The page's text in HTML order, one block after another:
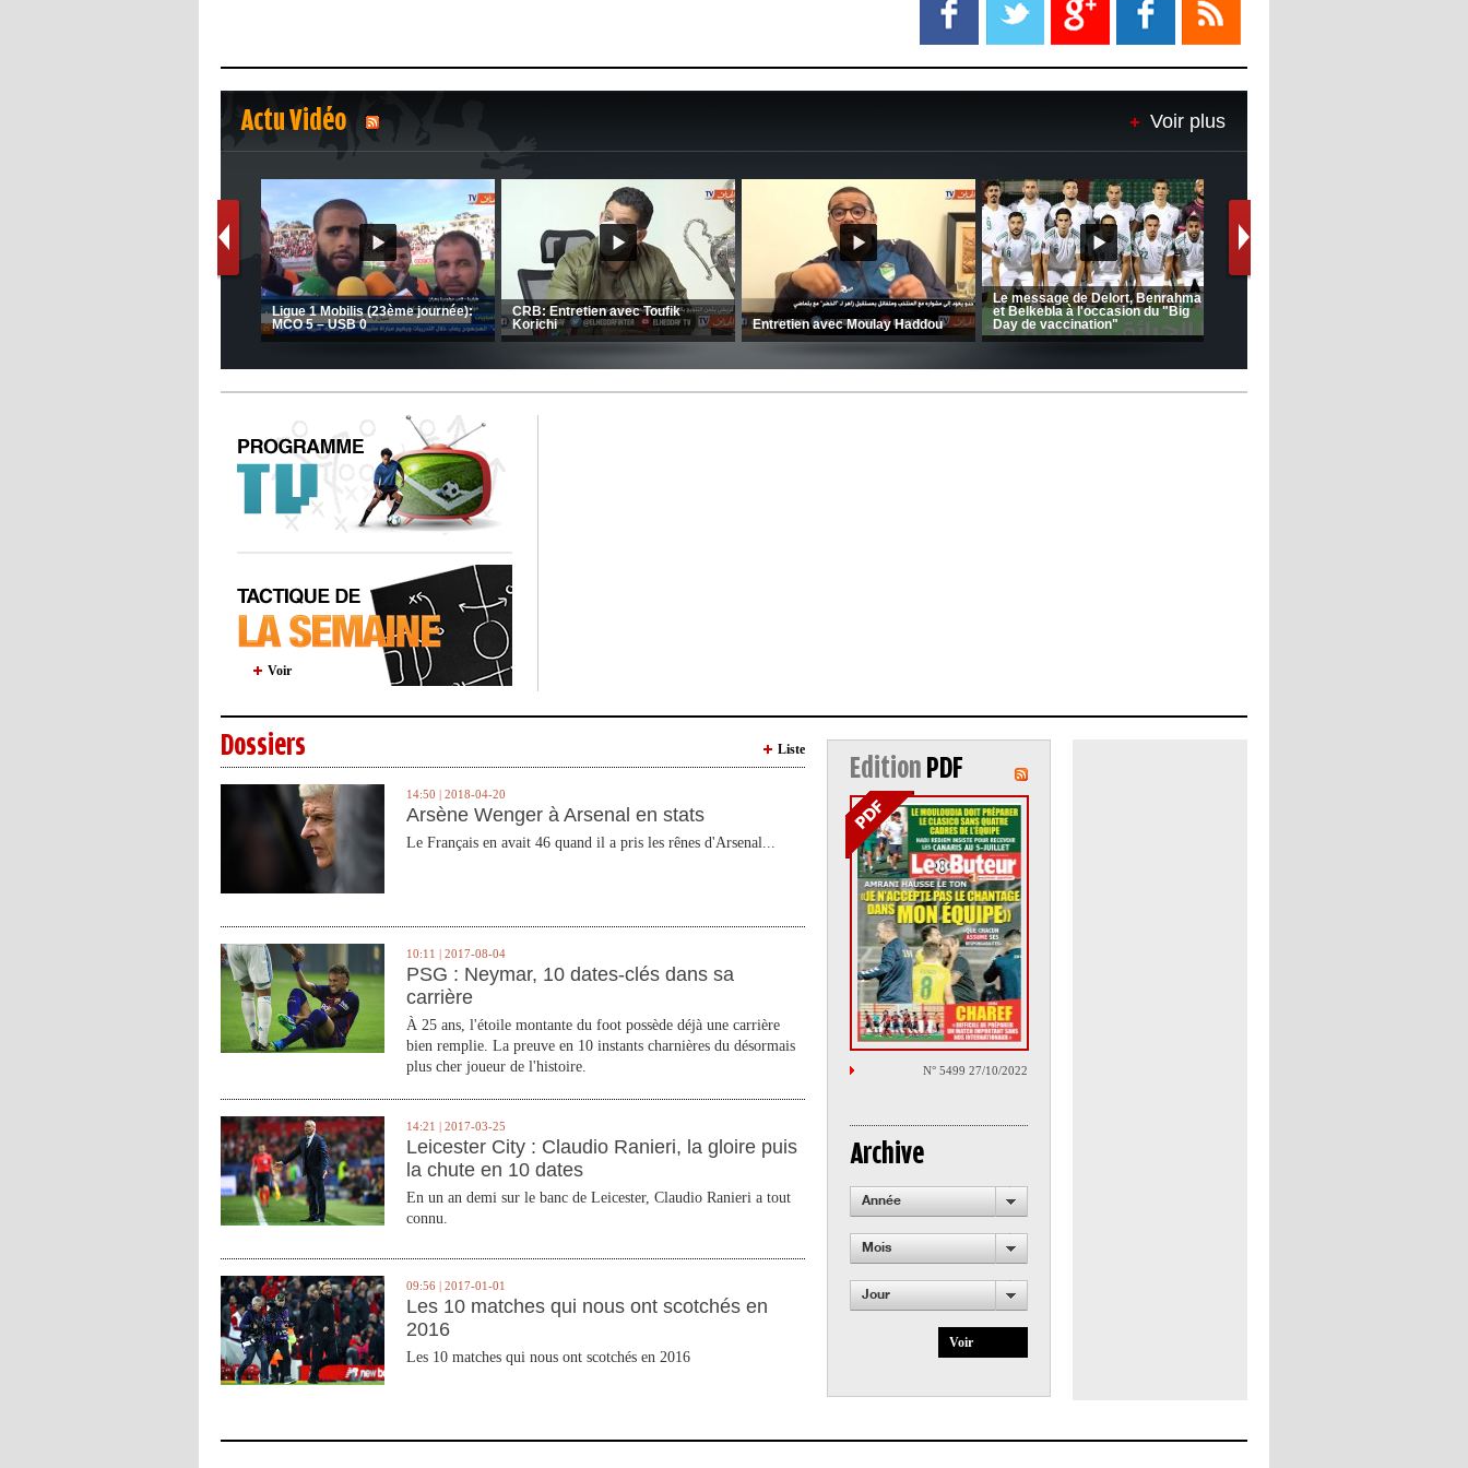
Le Barça savoure sa première
place et chambre le Real Madrid
de matchs"
12:39 - 2022/11/06
Real : Les dirigeants veulent le
départ d'Hazard cet hiver
Actu Vidéo Voir plus
1 2
Le message de Delort, Benrahma
et Belkebla à l'occasion du "Big
Day de vaccination"
Entretien avec Moulay Haddou
CRB: Entretien avec Toufik
Korichi
Ligue 1 Mobilis (23ème journée):
MCO 5 – USB 0
Voir
Dossiers Liste
14:50 | 2018-04-20
Arsène Wenger à Arsenal en stats
Le Français en avait 46 quand il a pris les rênes d'Arsenal...
10:11 | 2017-08-04
PSG : Neymar, 10 dates-clés dans sa
carrière
À 25 ans, l'étoile montante du foot possède déjà une carrière
bien remplie. La preuve en 10 instants charnières du désormais
plus cher joueur de l'histoire.
14:21 | 2017-03-25
Leicester City : Claudio Ranieri, la gloire puis
la chute en 10 dates
En un an demi sur le banc de Leicester, Claudio Ranieri a tout
connu.
09:56 | 2017-01-01
Les 10 matches qui nous ont scotchés en
2016
Les 10 matches qui nous ont scotchés en 2016
Edition PDF
N° 5499 27/10/2022
Archive
Année
Mois
Jour
Voir